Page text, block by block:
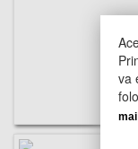
va